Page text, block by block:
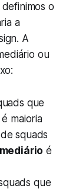
o
a
A
ou
que
é maioria
squads
é
que